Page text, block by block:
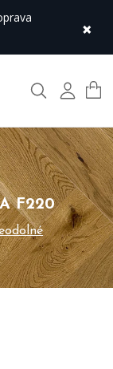
×
Hľadať Môj
F220